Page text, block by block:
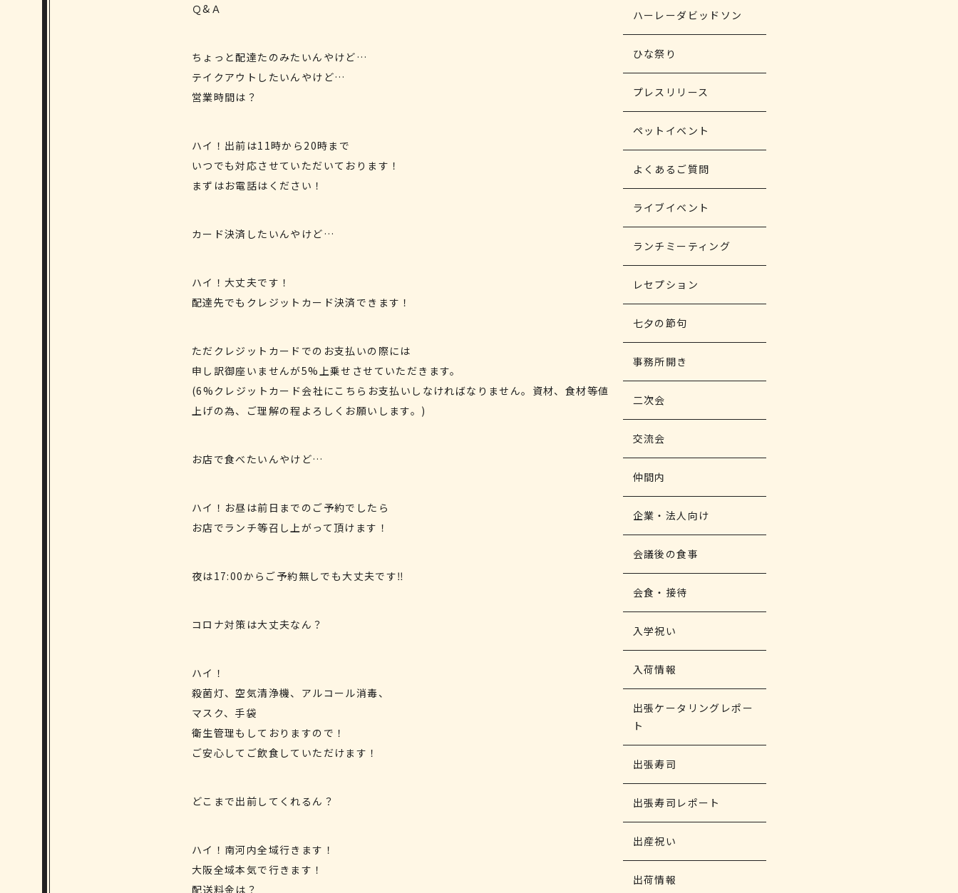
Ｑ&Ａ
ちょっと配達たのみたいんやけど…
テイクアウトしたいんやけど…
営業時間は？
ハイ！出前は11時から20時まで
いつでも対応させていただいております！
まずはお電話はください！
カード決済したいんやけど…
ハイ！大丈夫です！
配達先でもクレジットカード決済できます！
ただクレジットカードでのお支払いの際には
申し訳御座いませんが5%上乗せさせていただきます。
(6%クレジットカード会社にこちらお支払いしなければなりません。資材、食材等値
上げの為、ご理解の程よろしくお願いします。)
お店で食べたいんやけど…
ハイ！お昼は前日までのご予約でしたら
お店でランチ等召し上がって頂けます！
夜は17:00からご予約無しでも大丈夫です‼️
コロナ対策は大丈夫なん？
ハイ！
殺菌灯、空気清浄機、アルコール消毒、
マスク、手袋
衛生管理もしておりますので！
ご安心してご飲食していただけます！
どこまで出前してくれるん？
ハイ！南河内全域行きます！
大阪全域本気で行きます！
配送料金は？
ハーレーダビッドソン
ひな祭り
プレスリリース
ペットイベント
よくあるご質問
ライブイベント
ランチミーティング
レセプション
七夕の節句
事務所開き
二次会
交流会
仲間内
企業・法人向け
会議後の食事
会食・接待
入学祝い
入荷情報
出張ケータリングレポー
ト
出張寿司
出張寿司レポート
出産祝い
出荷情報